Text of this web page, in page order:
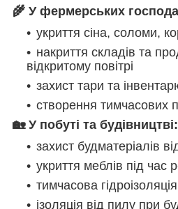
🌾 У фермерських
укриття сіна, соломи,
накриття складів та
відкритому повітрі
захист тари та
створення тимчасових
🏡 У побуті та будівництві:
захист будматеріалів
укриття меблів під час
тимчасова гідроізоляція
ізоляція від пилу при